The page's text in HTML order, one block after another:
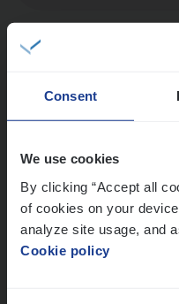
Consent
We use cookies
By clicking “Accept all
of cookies on your
analyze site usage, and
Cookie policy
Insurance Operations
Antwerpen
Busi­ness
People Management,
Antwerpen